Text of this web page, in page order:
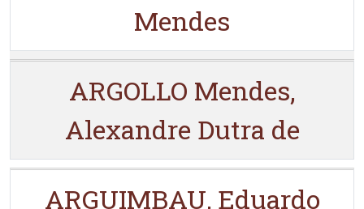
Mendes
ARGOLLO Mendes,
Alexandre Dutra de
ARGUIMBAU, Eduardo